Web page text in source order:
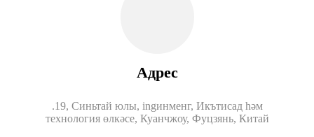
Адрес
.19, Синьтай юлы, ingинменг, Икътисад һәм
технология өлкәсе, Куанчжоу, Фуцзянь, Китай